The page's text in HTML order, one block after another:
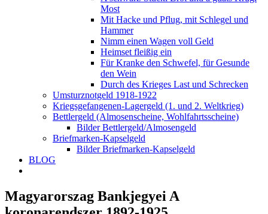
Most
Mit Hacke und Pflug, mit Schlegel und
Hammer
Nimm einen Wagen voll Geld
Heimset fleißig ein
Für Kranke den Schwefel, für Gesunde
den Wein
Durch des Krieges Last und Schrecken
Umsturznotgeld 1918-1922
Kriegsgefangenen-Lagergeld (1. und 2. Weltkrieg)
Bettlergeld (Almosenscheine, Wohlfahrtsscheine)
Bilder Bettlergeld/Almosengeld
Briefmarken-Kapselgeld
Bilder Briefmarken-Kapselgeld
BLOG
Magyarorszag Bankjegyei A